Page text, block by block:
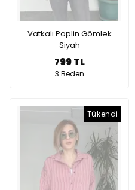
Vatkalı Poplin Gömlek
Siyah
799 TL
3 Beden
Tükendi